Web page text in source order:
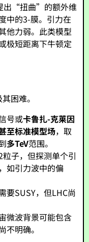
出“扭曲”的额外维
中的3-膜。引力在
他力弱。此类模型
极短距离下牛顿定
困难。
号或卡鲁扎-克莱因
至标准模型场，取
多TeV范围。
子，但探测单个引
如引力波中的偏
要SUSY，但LHC尚
微波背景可能包含
不明确。